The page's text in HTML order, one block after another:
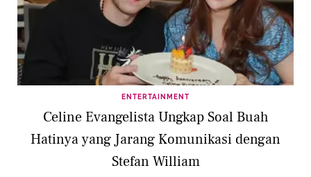
ENTERTAINMENT
Celine Evangelista Ungkap Soal Buah
Hatinya yang Jarang Komunikasi dengan
Stefan William